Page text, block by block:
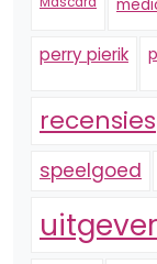
perry pierik
recensies
speelgoed